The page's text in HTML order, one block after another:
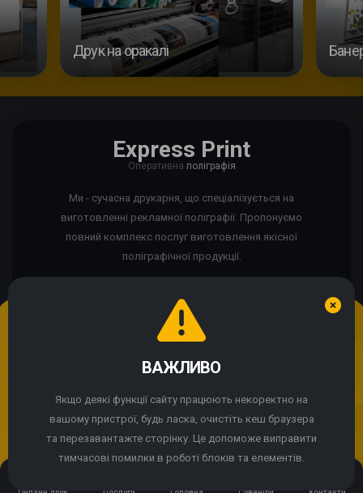
Друк на оракалі
Express Print
Оперативна поліграфія
Ми - сучасна друкарня, що спеціалізується на
виготовленні рекламної поліграфії. Пропонуємо
повний комплекс послуг виготовлення якісної
поліграфічної продукції.
© 2004 - 2026 Express Print ™. Всі права захищені
Продовжуючи використання сайту, Ви погоджуєтесь із
використанням cookie-файлів.
ПРИЙНЯТИ
ВАЖЛИВО
Якщо деякі функції сайту працюють некоректно на
вашому пристрої, будь ласка, очистіть кеш браузера
та перезавантажте сторінку. Це допоможе виправити
тимчасові помилки в роботі блоків та елементів.